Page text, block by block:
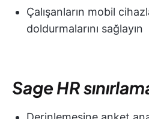
Çalışanların mobil
doldurmalarını sağlayın
Sage HR